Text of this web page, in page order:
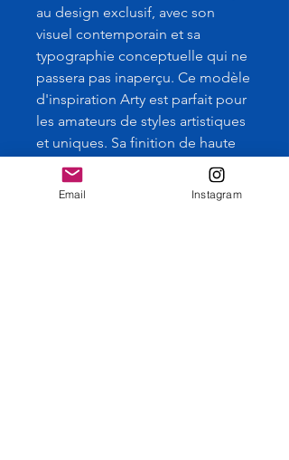
au design exclusif, avec son
visuel contemporain et sa
typographie conceptuelle qui ne
passera pas inaperçu. Ce modèle
d'inspiration Arty est parfait pour
les amateurs de styles artistiques
et uniques. Sa finition de haute
qualité, avec ses coutures
renforcées et sa sérigraphie
Email Instagram